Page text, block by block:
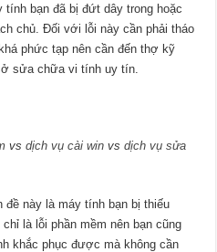
tính bạn đã bị đứt dây trong hoặc
chủ. Đối với lỗi này cần phải tháo
phức tạp nên cần đến thợ kỹ
sửa chữa vi tính uy tín.
vsdịch vụ cài win vsdịch vụ sửa
đề này là máy tính bạn bị thiếu
là lỗi phần mềm nên bạn cũng
khắc phục được mà không cần